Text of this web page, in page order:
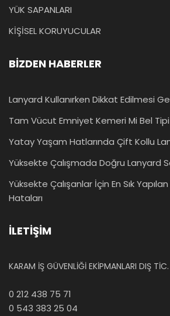
YÜK SAPANLARI
KİŞİSEL KORUYUCULAR
BİZDEN HABERLER
Lanyard Kullanırken Dikkat Edilmesi
Tam Vücut Emniyet Kemeri Mi Bel
Yatay Yaşam Hatlarında Çift Kollu
Yüksekte Çalışmada Doğru Lanyard
Yüksekte Çalışanlar İçin En Sık
Hataları
İLETİŞİM
KARAM İŞ GÜVENLİĞİ EKİPMANLARI DIŞ
0 212 438 75 71
0 543 383 25 04